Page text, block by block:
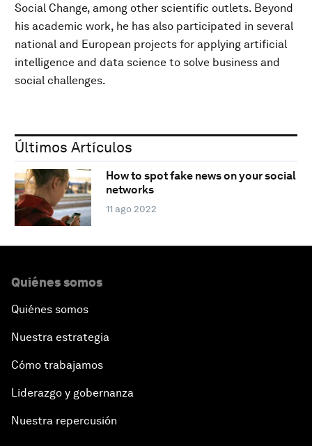
Social Change, among other scientific outlets. Beyond
his academic work, he has also participated in several
national and European projects for applying artificial
intelligence and data science to solve business and
social challenges.
Últimos Artículos
How to spot fake news on your social
networks
11 ago 2022
Quiénes somos
Quiénes somos
Nuestra estrategia
Cómo trabajamos
Liderazgo y gobernanza
Nuestra repercusión